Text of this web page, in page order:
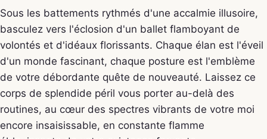
Sous les battements rythmés d'une accalmie illusoire,
basculez vers l'éclosion d'un ballet flamboyant de
volontés et d'idéaux florissants. Chaque élan est l'éveil
d'un monde fascinant, chaque posture est l'emblème
de votre débordante quête de nouveauté. Laissez ce
corps de splendide péril vous porter au-delà des
routines, au cœur des spectres vibrants de votre moi
encore insaisissable, en constante flamme